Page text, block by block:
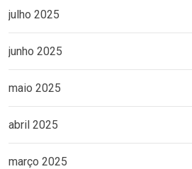
julho 2025
junho 2025
maio 2025
abril 2025
março 2025